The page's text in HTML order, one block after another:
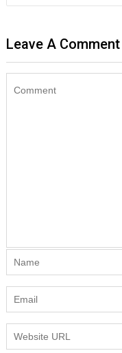
Leave A Comment